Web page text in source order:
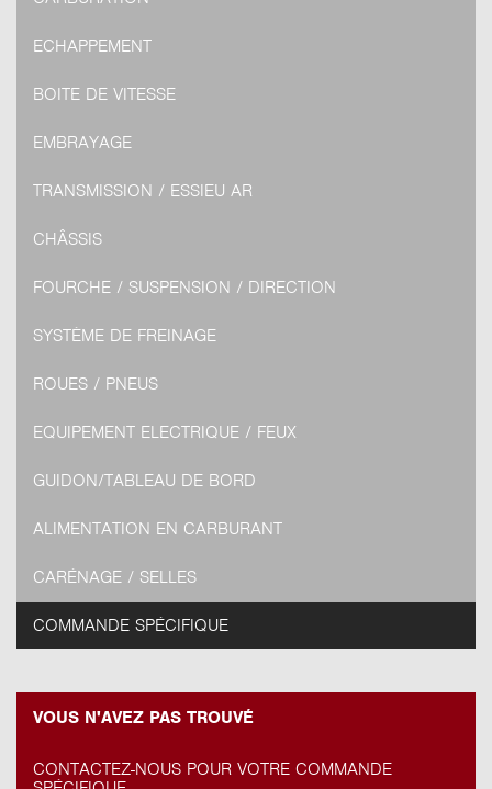
ECHAPPEMENT
BOITE DE VITESSE
EMBRAYAGE
TRANSMISSION / ESSIEU AR
CHÂSSIS
FOURCHE / SUSPENSION / DIRECTION
SYSTÈME DE FREINAGE
ROUES / PNEUS
EQUIPEMENT ELECTRIQUE / FEUX
GUIDON/TABLEAU DE BORD
ALIMENTATION EN CARBURANT
CARÉNAGE / SELLES
COMMANDE SPÉCIFIQUE
VOUS N'AVEZ PAS TROUVÉ
CONTACTEZ-NOUS POUR VOTRE COMMANDE